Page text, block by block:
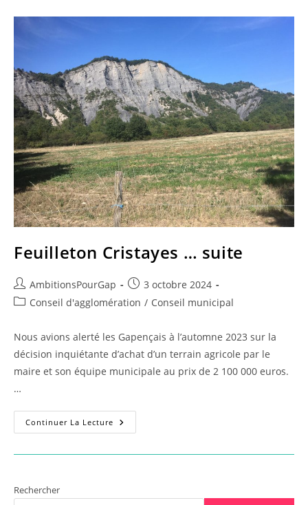
Feuilleton Cristayes … suite
Auteur/autrice
de
AmbitionsPourGap
Publication
publiée :
3 octobre 2024
PostConseil d'agglomération / Conseil municipal
Nous avions alerté les Gapençais à l’automne 2023 sur la
décision inquiétante d’achat d’un terrain agricole par le
maire et son équipe municipale au prix de 2 100 000 euros.
…
Continuer La Lecture Feuilleton
Cristayes
Suite
Rechercher